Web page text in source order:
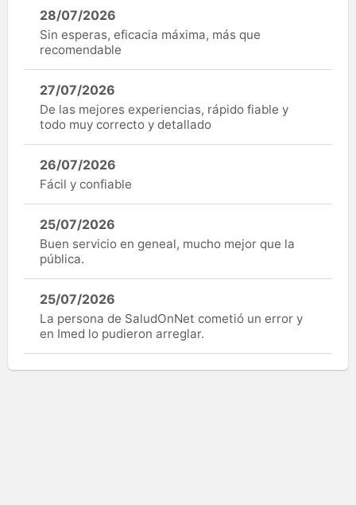
28/07/2026
Sin esperas, eficacia máxima, más que
recomendable
27/07/2026
De las mejores experiencias, rápido fiable y
todo muy correcto y detallado
26/07/2026
Fácil y confiable
25/07/2026
Buen servicio en geneal, mucho mejor que la
pública.
25/07/2026
La persona de SaludOnNet cometió un error y
en Imed lo pudieron arreglar.